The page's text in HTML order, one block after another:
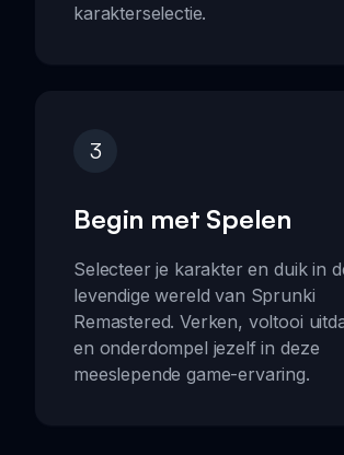
karakterselectie.
3
Begin met Spelen
Selecteer je karakter en duik in
levendige wereld van Sprunki
Remastered. Verken, voltooi
en onderdompel jezelf in deze
meeslepende game-ervaring.